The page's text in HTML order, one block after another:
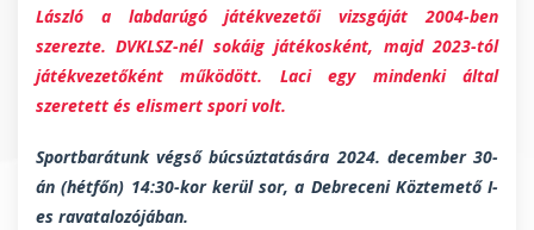
László a labdarúgó játékvezetői vizsgáját 2004-ben
szerezte. DVKLSZ-nél sokáig játékosként, majd 2023-tól
játékvezetőként működött. Laci egy mindenki által
szeretett és elismert spori volt.
Sportbarátunk végső búcsúztatására 2024. december 30-
án (hétfőn) 14:30-kor kerül sor, a Debreceni Köztemető I-
es ravatalozójában.